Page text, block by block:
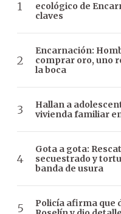
ecológico de
claves
Encarnación:
comprar oro, uno
la boca
Hallan a
vivienda familiar
Gota a gota:
secuestrado y
banda de usura
Policía afirma que